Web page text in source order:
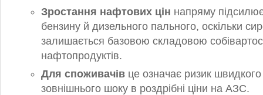
Зростання нафтових цін напряму підсилює
бензину й дизельного пального, оскільки
залишається базовою складовою
нафтопродуктів.
Для споживачів це означає ризик
зовнішнього шоку в роздрібні ціни на АЗС.